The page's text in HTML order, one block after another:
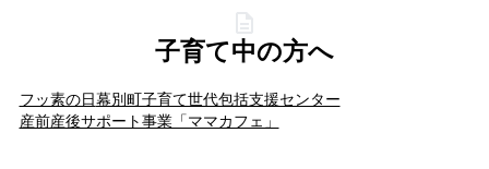
子育て中の方へ
フッ素の日幕別町子育て世代包括支援センター
産前産後サポート事業「ママカフェ」